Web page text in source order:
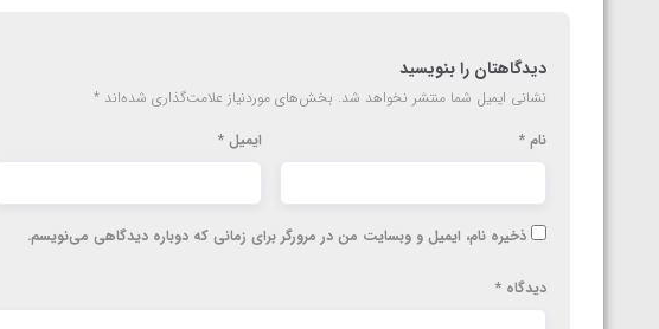
دیدگاهتان را بنویسید
نشانی ایمیل شما منتشر نخواهد شد. بخش‌های موردنیاز علامت‌گذاری شده‌اند *
نام * ایمیل*
ذخیره نام، ایمیل و وبسایت من در مرورگر برای زمانی که دوباره دیدگاهی می‌نویسم.
دیدگاه *